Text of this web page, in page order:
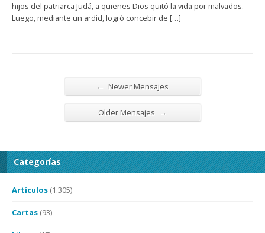
hijos del patriarca Judá, a quienes Dios quitó la vida por malvados.
Luego, mediante un ardid, logró concebir de […]
← Newer Mensajes
Older Mensajes →
Categorías
Artículos (1.305)
Cartas (93)